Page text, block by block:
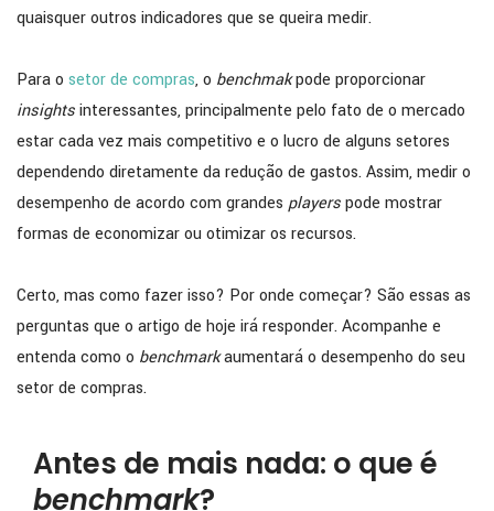
quaisquer outros indicadores que se queira medir.
Para o setor de compras, o benchmakpode proporcionar
insightsinteressantes, principalmente pelo fato de o mercado
estar cada vez mais competitivo e o lucro de alguns setores
dependendo diretamente da redução de gastos. Assim, medir o
desempenho de acordo com grandes playerspode mostrar
formas de economizar ou otimizar os recursos.
Certo, mas como fazer isso? Por onde começar? São essas as
perguntas que o artigo de hoje irá responder. Acompanhe e
entenda como o benchmarkaumentará o desempenho do seu
setor de compras.
Antes de mais nada: o que é
benchmark?